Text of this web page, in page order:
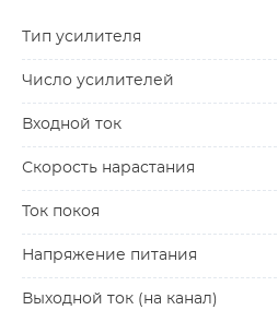
Тип усилителя
Число усилителей
Входной ток
Скорость нарастания
Ток покоя
Напряжение питания
Выходной ток (на канал)